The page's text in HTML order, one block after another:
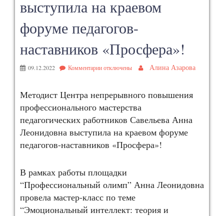
выступила на краевом
форуме педагогов-
наставников «Просфера»!
09.12.2022 Комментарииотключены Алина Азарова
Методист Центра непрерывного повышения
профессионального мастерства
педагогических работников Савельева Анна
Леонидовна выступила на краевом форуме
педагогов-наставников «Просфера»!
В рамках работы площадки
“Профессиональный олимп” Анна Леонидовна
провела мастер-класс по теме
“Эмоциональный интеллект: теория и